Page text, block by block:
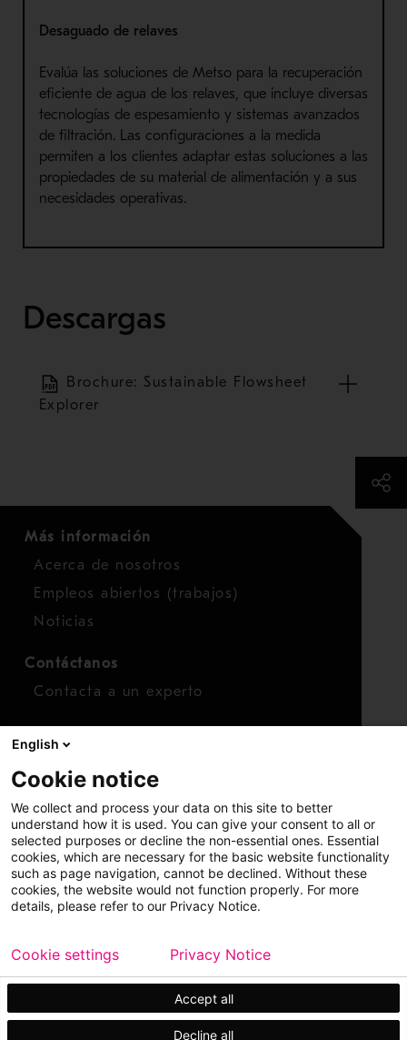
Desaguado de relaves
Evalúa las soluciones de Metso para la recuperación
eficiente de agua de los relaves, que incluye diversas
tecnologías de espesamiento y sistemas avanzados
de filtración. Las configuraciones a la medida
permiten a los clientes adaptar estas soluciones a las
propiedades de su material de alimentación y a sus
necesidades operativas.
Descargas
Brochure: Sustainable Flowsheet
Explorer
Más información
Acerca de nosotros
Empleos abiertos (trabajos)
Noticias
Contáctanos
Contacta a un experto
Finanzas
Acciones
Copyright © 2026 Metso
Mapa del sitio
Información legal
Privacidad Marca comercial
English
Cookie notice
We collect and process your data on this site to better
understand how it is used. You can give your consent to all or
selected purposes or decline the non-essential ones. Essential
cookies, which are necessary for the basic website functionality
such as page navigation, cannot be declined. Without these
cookies, the website would not function properly. For more
details, please refer to our Privacy Notice.
Accept all
Decline all
Cookie settings Privacy Notice